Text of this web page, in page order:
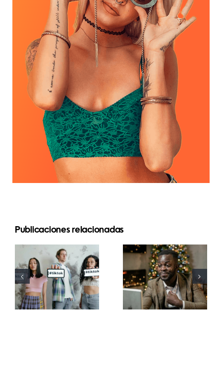
Publicaciones relacionadas
Mejores
aplicaciones
de edición
de video
para crear
masterpieces
Cómo
ocultar
seguidores
en LinkedIn
para
preservar la